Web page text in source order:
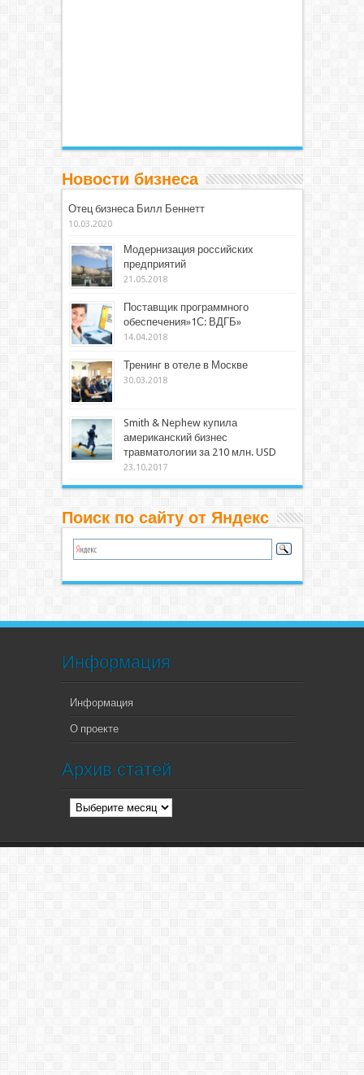
Новости бизнеса
Отец бизнеса Билл Беннетт
10.03.2020
Модернизация российских
предприятий
21.05.2018
Поставщик программного
обеспечения»1С: ВДГБ»
14.04.2018
Тренинг в отеле в Москве
30.03.2018
Smith & Nephew купила
американский бизнес
травматологии за 210 млн. USD
23.10.2017
Поиск по сайту от Яндекс
Информация
Информация
О проекте
Архив статей
Архив
статей